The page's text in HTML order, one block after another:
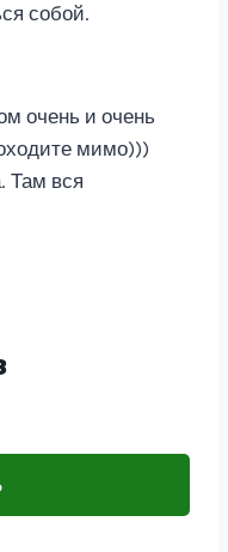
собой.
очень и очень
мимо)))
Там вся